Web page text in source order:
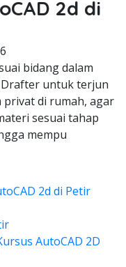
2d di
bidang dalam
untuk terjun
privat di rumah, agar
sesuai tahap
mempu
2d di Petir
AutoCAD 2D